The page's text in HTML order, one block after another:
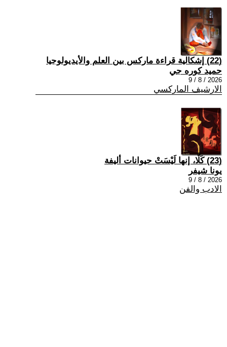
(22) إشكالية قراءة ماركس بين العلم والأيديولوجيا
حميد كوره جي
2026 / 8 / 9
الارشيف الماركسي
(23) كَلَّا، إنها لَيْسَتْ حيوانات أليفة
يونا شيفر
2026 / 8 / 9
الادب والفن